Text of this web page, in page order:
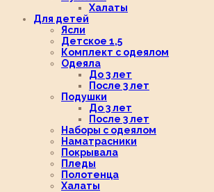
Халаты
Для детей
Ясли
Детское 1,5
Комплект с одеялом
Одеяла
До 3 лет
После 3 лет
Подушки
До 3 лет
После 3 лет
Наборы с одеялом
Наматрасники
Покрывала
Пледы
Полотенца
Халаты